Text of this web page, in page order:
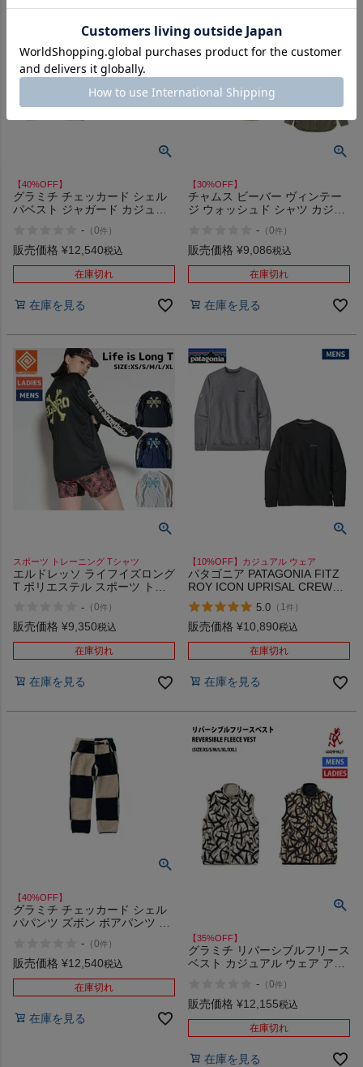
【40%OFF】
グラミチ チェッカード シェル
パベスト ジャガード カジュア
CHECKERED SHERPA VEST
アウトレット セール
- （0件 ）
販売価格 ¥12,540税込
在庫切れ
在庫を見る
【30%OFF】
チャムス ビーバー ヴィンテー
ジ ウォッシュド シャツ カジュ
ャンプ CHUMS Beaver Vintage
Washed Shirt アウトレット セ
- （0件 ）
販売価格 ¥9,086税込
在庫切れ
在庫を見る
スポーツ トレーニング Tシャツ
エルドレッソ ライフイズロング
T ポリエステル スポーツ トレ
ランニングシャツ ELDORESO
Life is Long T
- （0件 ）
販売価格 ¥9,350税込
在庫切れ
在庫を見る
【10%OFF】カジュアル ウェア
パタゴニア PATAGONIA FITZ
ROY ICON UPRISAL CREW
SWEATSHIRT
5.0 （ 1件 ）
販売価格 ¥10,890税込
在庫切れ
在庫を見る
【40%OFF】
グラミチ チェッカード シェル
パパンツ ズボン ボアパンツ カ
CHECKERED SHERPA PANT
アウトレット セール
- （0件 ）
販売価格 ¥12,540税込
在庫切れ
在庫を見る
【35%OFF】
グラミチ リバーシブルフリース
ベスト カジュアル ウェア アウ
FLEECE VEST アウトレット セ
ール
- （0件 ）
販売価格 ¥12,155税込
在庫切れ
在庫を見る